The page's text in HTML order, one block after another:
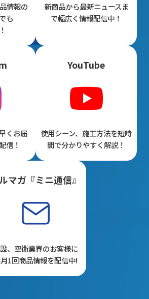
情報の
も
新商品から最新ニュースま
で幅広く情報配信中！
くお届
信！
YouTube
使用シーン、施工方法を短時
間で分かりやすく解説！
マガ『ミニ通信』
、空衛業界のお客様に
1回商品情報を配信中!